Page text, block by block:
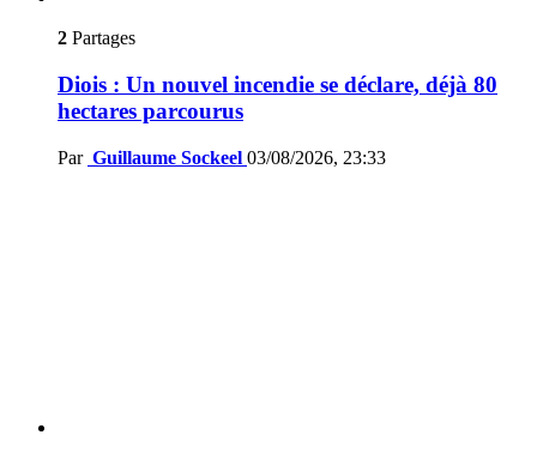
2 Partages
Diois : Un nouvel incendie se déclare, déjà 80
hectares parcourus
Par Guillaume Sockeel 03/08/2026, 23:33